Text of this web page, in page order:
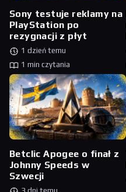
Sony testuje reklamy na
PlayStation po
rezygnacji z płyt
1 dzień temu
1 min czytania
Betclic Apogee o finał z
Johnny Speeds w
Szwecji